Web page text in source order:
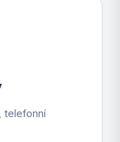
telefonní